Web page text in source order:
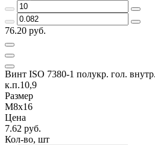
76.20 руб.
Винт ISO 7380-1 полукр. гол.
к.п.10,9
Размер
М8х16
Цена
7.62 руб.
Кол-во, шт